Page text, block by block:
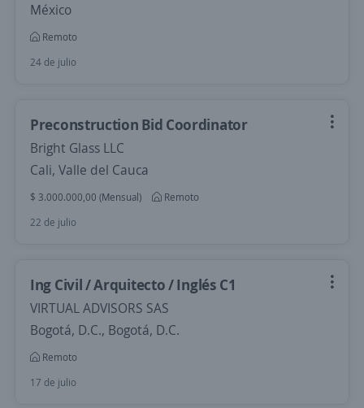
México
Remoto
24 de julio
Preconstruction Bid Coordinator
Bright Glass LLC
Cali, Valle del Cauca
$ 3.000.000,00 (Mensual)
Remoto
22 de julio
Ing Civil / Arquitecto / Inglés C1
VIRTUAL ADVISORS SAS
Bogotá, D.C., Bogotá, D.C.
Remoto
17 de julio